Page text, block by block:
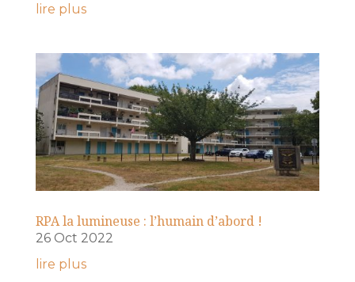
lire plus
RPA la lumineuse : l’humain d’abord !
26 Oct 2022
lire plus